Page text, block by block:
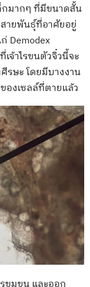
กมากๆ ที่มีขนาดสั้น
สายพันธุ์ที่อาศัยอยู่
Demodex
เจ้าไรขนตัวจิ๋วนี้จะ
รษะ โดยมีบางงาน
องเซลล์ที่ตายแล้ว